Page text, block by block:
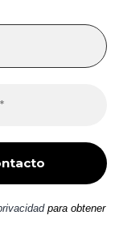
para obtener